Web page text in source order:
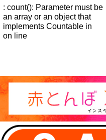
: count(): Parameter must be
an array or an object that
implements Countable in
on line